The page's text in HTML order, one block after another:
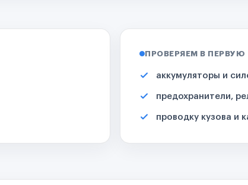
ПРОВЕРЯЕМ В ПЕРВУЮ
аккумуляторы и
предохранители,
проводку кузова и